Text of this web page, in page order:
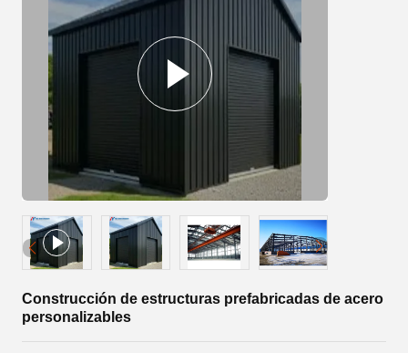
Construcción de estructuras prefabricadas de acero
personalizables